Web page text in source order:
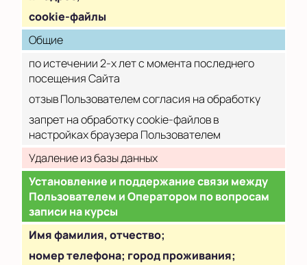
cookie-файлы
Общие
по истечении 2-х лет с момента последнего
посещения Сайта
отзыв Пользователем согласия на обработку
запрет на обработку cookie-файлов в
настройках браузера Пользователем
Удаление из базы данных
Установление и поддержание связи между
Пользователем и Оператором по вопросам
записи на курсы
Имя фамилия, отчество;
номер телефона; город проживания;